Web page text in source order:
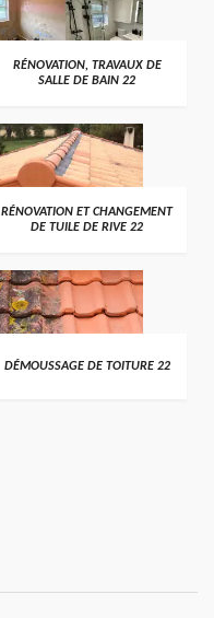
RÉNOVATION, TRAVAUX DE
SALLE DE BAIN 22
RÉNOVATION ET CHANGEMENT
DE TUILE DE RIVE 22
DÉMOUSSAGE DE TOITURE 22